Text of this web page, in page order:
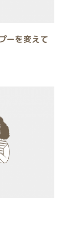
ーを変えて